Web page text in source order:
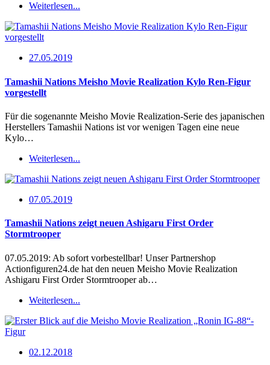
Weiterlesen...
27.05.2019
Tamashii Nations Meisho Movie Realization Kylo Ren-Figur
vorgestellt
Für die sogenannte Meisho Movie Realization-Serie des japanischen
Herstellers Tamashii Nations ist vor wenigen Tagen eine neue
Kylo…
Weiterlesen...
07.05.2019
Tamashii Nations zeigt neuen Ashigaru First Order
Stormtrooper
07.05.2019: Ab sofort vorbestellbar! Unser Partnershop
Actionfiguren24.de hat den neuen Meisho Movie Realization
Ashigaru First Order Stormtrooper ab…
Weiterlesen...
02.12.2018